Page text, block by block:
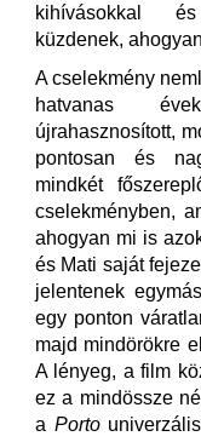
kihívásokkal
küzdenek,
A cselekmény
hatvanas
újrahasznosított,
pontosan és
mindkét
cselekményben,
ahogyan mi is
és Mati saját
jelentenek
egy ponton
majd mindörökre
A lényeg, a film
ez a mindössze
a Porto